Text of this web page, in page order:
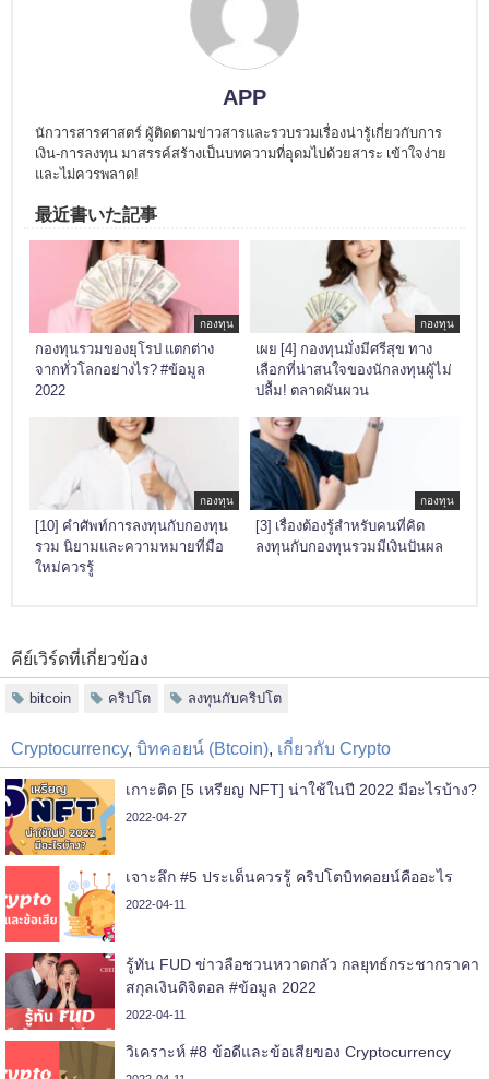
APP
นักวารสารศาสตร์ ผู้ติดตามข่าวสารและรวบรวมเรื่องน่ารู้เกี่ยวกับการ
เงิน-การลงทุน มาสรรค์สร้างเป็นบทความที่อุดมไปด้วยสาระ เข้าใจง่าย
และไม่ควรพลาด!
最近書いた記事
กองทุน
กองทุนรวมของยุโรป แตกต่าง
จากทั่วโลกอย่างไร? #ข้อมูล
2022
กองทุน
เผย [4] กองทุนมั่งมีศรีสุข ทาง
เลือกที่น่าสนใจของนักลงทุนผู้ไม่
ปลื้ม! ตลาดผันผวน
กองทุน
[10] คำศัพท์การลงทุนกับกองทุน
รวม นิยามและความหมายที่มือ
ใหม่ควรรู้
กองทุน
[3] เรื่องต้องรู้สำหรับคนที่คิด
ลงทุนกับกองทุนรวมมีเงินปันผล
คีย์เวิร์ดที่เกี่ยวข้อง
bitcoin คริปโต ลงทุนกับคริปโต
Cryptocurrency, บิทคอยน์ (Btcoin) เกี่ยวกับ Crypto
เกาะติด [5 เหรียญ NFT] น่าใช้ในปี 2022 มีอะไรบ้าง?
2022-04-27
เจาะลึก #5 ประเด็นควรรู้ คริปโตบิทคอยน์คืออะไร
2022-04-11
รู้ทัน FUD ข่าวลือชวนหวาดกลัว กลยุทธ์กระชากราคา
สกุลเงินดิจิตอล #ข้อมูล 2022
2022-04-11
วิเคราะห์ #8 ข้อดีและข้อเสียของ Cryptocurrency